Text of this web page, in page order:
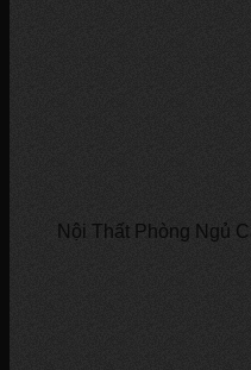
Nội Thất Phòng Ngủ